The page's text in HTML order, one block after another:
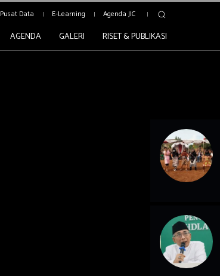
Pusat Data E-Learning Agenda JIC
AGENDA GALERI RISET & PUBLIKASI